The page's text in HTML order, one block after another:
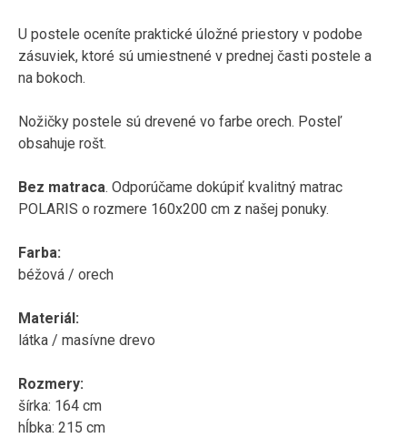
U postele oceníte praktické úložné priestory v podobe
zásuviek, ktoré sú umiestnené v prednej časti postele a
na bokoch.
Nožičky postele sú drevené vo farbe orech. Posteľ
obsahuje rošt.
Bez matraca. Odporúčame dokúpiť kvalitný matrac
POLARIS o rozmere 160x200 cm z našej ponuky.
Farba:
béžová / orech
Materiál:
látka / masívne drevo
Rozmery:
šírka: 164 cm
hĺbka: 215 cm